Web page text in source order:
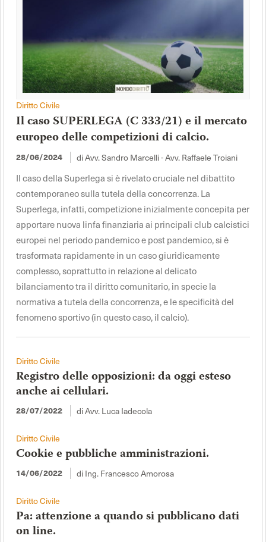
Diritto Civile
Il caso SUPERLEGA (C 333/21) e il mercato
europeo delle competizioni di calcio.
28/06/2024 di Avv. Sandro Marcelli - Avv. Raffaele Troiani
Il caso della Superlega si è rivelato cruciale nel dibattito
contemporaneo sulla tutela della concorrenza. La
Superlega, infatti, competizione inizialmente concepita per
apportare nuova linfa finanziaria ai principali club calcistici
europei nel periodo pandemico e post pandemico, si è
trasformata rapidamente in un caso giuridicamente
complesso, soprattutto in relazione al delicato
bilanciamento tra il diritto comunitario, in specie la
normativa a tutela della concorrenza, e le specificità del
fenomeno sportivo (in questo caso, il calcio).
Diritto Civile
Registro delle opposizioni: da oggi esteso
anche ai cellulari.
28/07/2022 di Avv. Luca Iadecola
Diritto Civile
Cookie e pubbliche amministrazioni.
14/06/2022 di Ing. Francesco Amorosa
Diritto Civile
Pa: attenzione a quando si pubblicano dati
on line.